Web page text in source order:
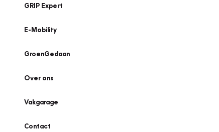
GRIP Expert
E-Mobility
GroenGedaan
Over ons
Vakgarage
Contact